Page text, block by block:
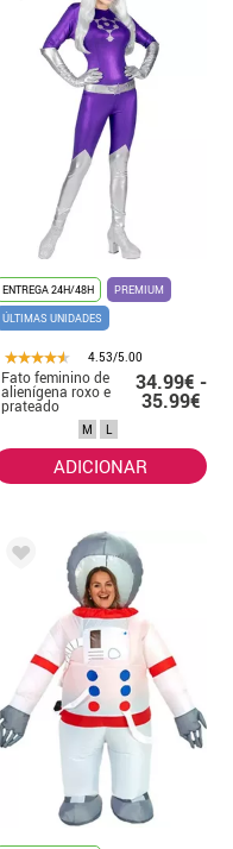
ENTREGA 24H/48H
PREMIUM
ÚLTIMAS UNIDADES
4.53/5.00
Fato feminino de
alienígena roxo e
prateado
34.99€ -
35.99€
M L
ADICIONAR